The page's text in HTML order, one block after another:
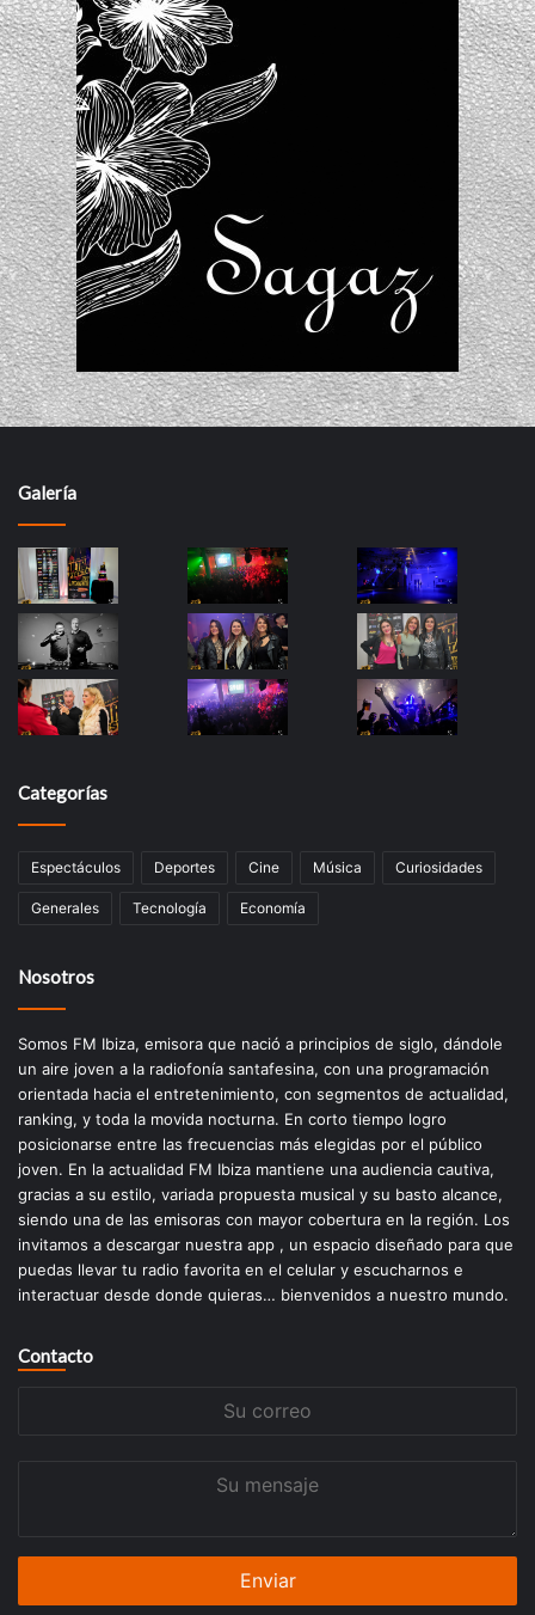
Galería
Categorías
Espectáculos Deportes Cine Música Curiosidades
Generales Tecnología Economía
Nosotros
Somos FM Ibiza, emisora que nació a principios de siglo, dándole
un aire joven a la radiofonía santafesina, con una programación
orientada hacia el entretenimiento, con segmentos de actualidad,
ranking, y toda la movida nocturna. En corto tiempo logro
posicionarse entre las frecuencias más elegidas por el público
joven. En la actualidad FM Ibiza mantiene una audiencia cautiva,
gracias a su estilo, variada propuesta musical y su basto alcance,
siendo una de las emisoras con mayor cobertura en la región. Los
invitamos a descargar nuestra app , un espacio diseñado para que
puedas llevar tu radio favorita en el celular y escucharnos e
interactuar desde donde quieras… bienvenidos a nuestro mundo.
Contacto